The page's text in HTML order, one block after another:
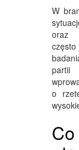
W
oraz
o